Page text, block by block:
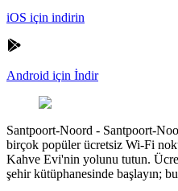
iOS için indirin
Android için İndir
Santpoort-Noord - Santpoort-
birçok popüler ücretsiz Wi-Fi
Kahve Evi'nin yolunu tutun.
şehir kütüphanesinde başlayın;